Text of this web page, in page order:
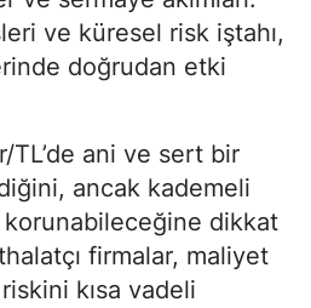
ve küresel risk iştahı,
doğrudan etki
TL’de ani ve sert bir
ancak kademeli
dikkat
firmalar, maliyet
kısa vadeli